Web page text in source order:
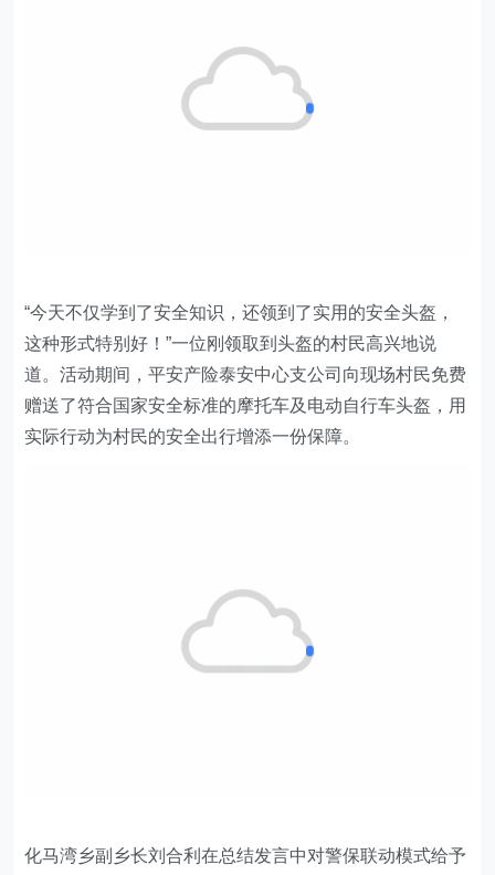
“今天不仅学到了安全知识，还领到了实用的安全头盔，
这种形式特别好！”一位刚领取到头盔的村民高兴地说
道。活动期间，平安产险泰安中心支公司 向现场村民免费
赠送了符合国家安全标准的摩托车及电动自行车头盔，用
实际行动为村民的安全出行增添一份保障。
化马湾乡副乡长刘合利在总结发言中对警保联动模式给予